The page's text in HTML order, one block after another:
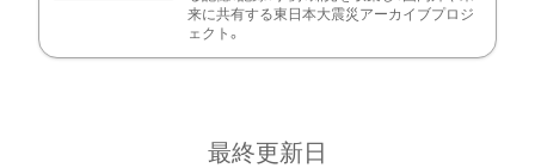
来に共有する東日本大震災アーカイブプロジ
ェクト。
最終更新日